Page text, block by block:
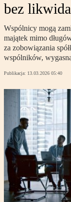
bez
Wspólnicy mogą
majątek mimo
za zobowiązania
wspólników,
Publikacja: 13.03.2026 05:40